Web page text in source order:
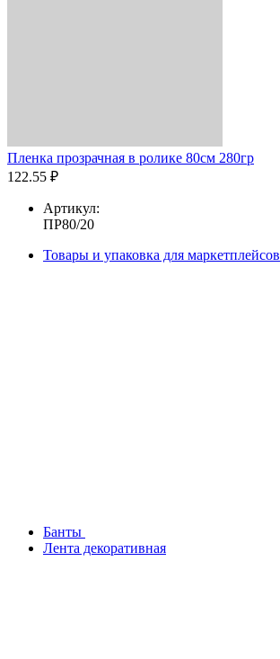
Пленка прозрачная в ролике 80см 280гр
122.55 ₽
Артикул:
ПР80/20
Товары и упаковка для маркетплейсов
Банты
Лента декоративная